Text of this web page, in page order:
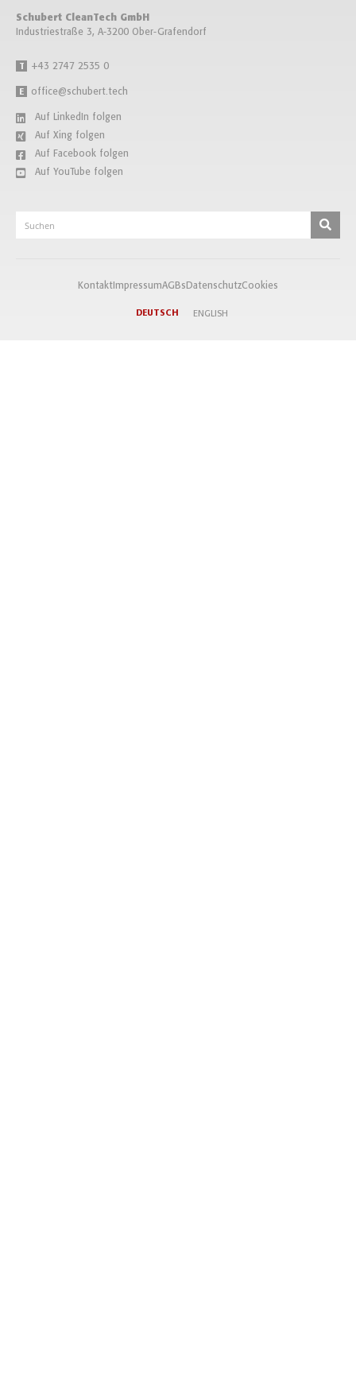
Schubert CleanTech GmbH
Industriestraße 3, A-3200 Ober-Grafendorf
T +43 2747 2535 0
E office@schubert.tech
Auf LinkedIn folgen
Auf Xing folgen
Auf Facebook folgen
Auf YouTube folgen
Kontakt ImpressumAGBs DatenschutzCookies
DEUTSCH ENGLISH